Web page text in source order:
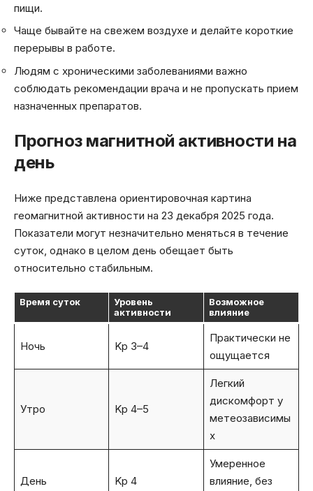
пищи.
Чаще бывайте на свежем воздухе и делайте короткие
перерывы в работе.
Людям с хроническими заболеваниями важно
соблюдать рекомендации врача и не пропускать прием
назначенных препаратов.
Прогноз магнитной активности на
день
Ниже представлена ориентировочная картина
геомагнитной активности на 23 декабря 2025 года.
Показатели могут незначительно меняться в течение
суток, однако в целом день обещает быть
относительно стабильным.
Время суток
Уровень
активности
Возможное
влияние
Ночь Kp 3–4
Практически не
ощущается
Утро Kp 4–5
Легкий
дискомфорт у
метеозависимы
х
День Kp 4
Умеренное
влияние, без